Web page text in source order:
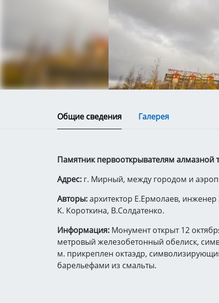
Общие сведения Галерея
Памятник первооткрывателям алмазной
Адрес: г. Мирный, между городом и
Авторы:архитектор Е.Ермолаев,
К. Короткина, В.Солдатенко.
Информация: Монумент открыт 12
метровый железобетонный обелиск,
м. прикреплен октаэдр,
барельефами из смальты.